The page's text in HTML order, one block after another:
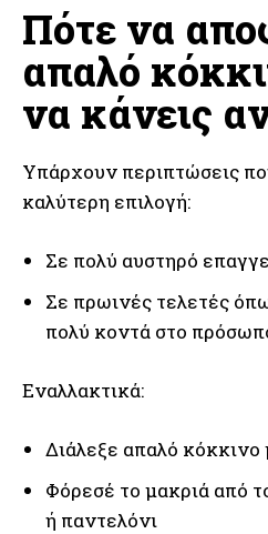
Πότε να
απαλό
να κάνεις
Υπάρχουν περιπτώσεις
καλύτερη επιλογή:
Σε πολύ αυστηρό
Σε πρωινές τελετές
πολύ κοντά στο
Εναλλακτικά:
Διάλεξε απαλό
Φόρεσέ το μακριά από
ή παντελόνι